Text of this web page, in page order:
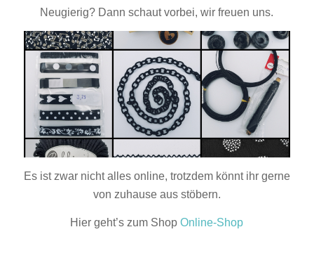
Neugierig? Dann schaut vorbei, wir freuen uns.
Es ist zwar nicht alles online, trotzdem könnt ihr gerne
von zuhause aus stöbern.
Hier geht’s zum ShopOnline-Shop